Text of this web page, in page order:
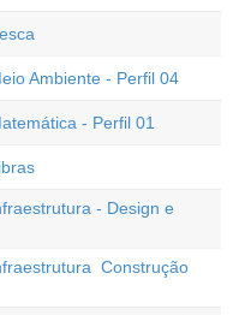
Ambiente - Perfil 04
- Perfil 01
- Design e
 Construção